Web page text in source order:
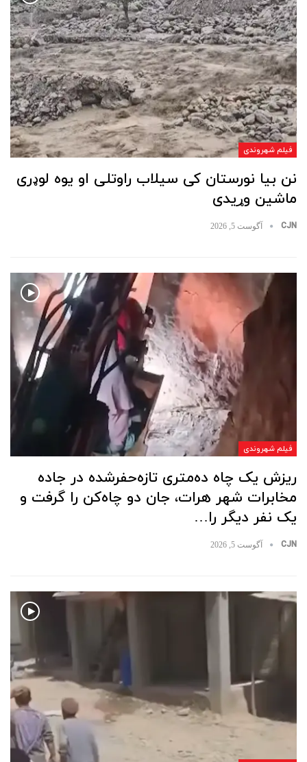
فیلم شهروندی
نن بیا نورستان کی سیلاب راوتلی او یوه لوډری
ماشین وړیدی
CJN آگوست 5, 2026
فیلم شهروندی
ریزش یک چاه ده‌متری تازه‌حفرشده در جاده
مخابرات شهر هرات، جان دو چاه‌کن را گرفت و
یک نفر دیگر را…
CJN آگوست 5, 2026